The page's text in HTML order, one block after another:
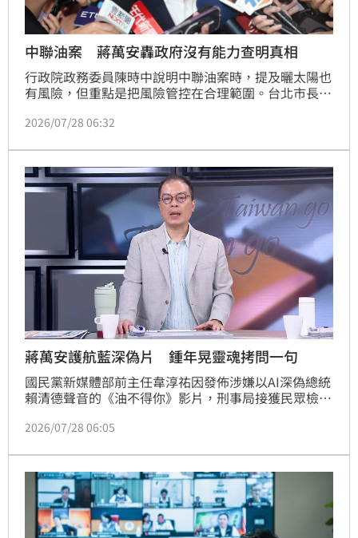
中聯油案 蔣萬安轟政府沒有能力查明真相
行政院政務委員陳時中說明中聯油案時，提及曬太陽也
有風險，但重點是把風險管控在合理範圍。台北市長蔣
相，而是鬼扯。
2026/07/28 06:32
蔣萬安護航藍深偽片 鍾年晃靈魂拷問一句
國民黨新媒體部前主任韋淳祐因發佈涉嫌以AI深偽總統
賴清德聲音的《油不得你》影片，刑事局接獲民眾檢舉
團隊協助製作宣傳影片，反嗆賴政府「有事衝著我
《前進新台灣》直言，總統這個職位牽涉到國家安全問
題，蔣萬安不用急著跳出來當英雄。他也反問蔣萬安，
假設有一支影片用他的聲音出來說「其實我真的不姓
蔣」，會不會去告？
2026/07/28 06:05